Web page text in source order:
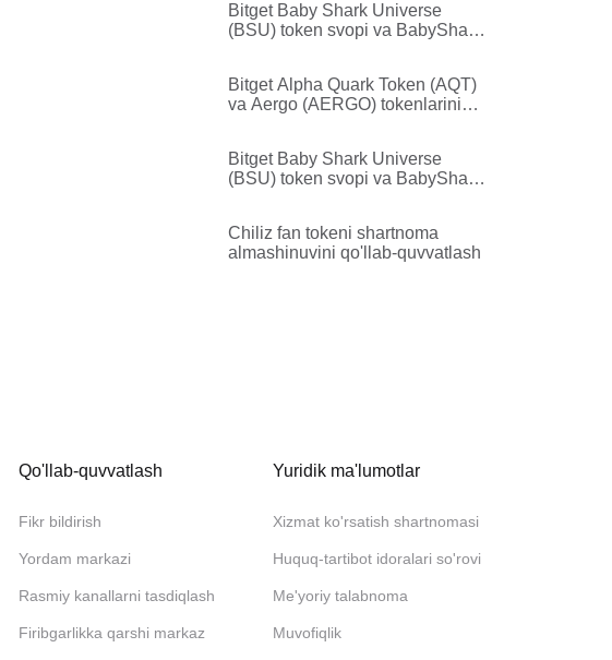
Bitget Baby Shark Universe
(BSU) token svopi va BabyShark
Bitget Alpha Quark Token (AQT)
va Aergo (AERGO) tokenlarini
migratsiyasini yakunladi
Bitget Baby Shark Universe
(BSU) token svopi va BabyShark
Chiliz fan tokeni shartnoma
almashinuvini qo'llab-quvvatlash
Qo'llab-quvvatlash
Fikr bildirish
Yordam markazi
Rasmiy kanallarni tasdiqlash
Firibgarlikka qarshi markaz
Yuridik ma'lumotlar
Xizmat ko'rsatish shartnomasi
Huquq-tartibot idoralari so'rovi
Me'yoriy talabnoma
Muvofiqlik